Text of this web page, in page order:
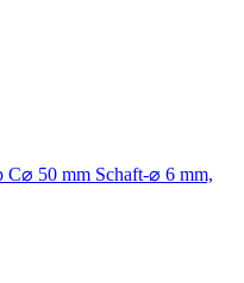
50 mm Schaft-⌀ 6 mm,